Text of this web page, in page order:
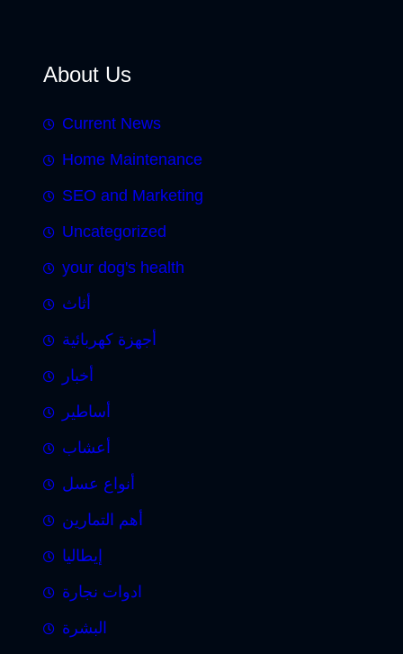
About Us
Current News
Home Maintenance
SEO and Marketing
Uncategorized
your dog's health
أثاث
أجهزة كهربائية
أخبار
أساطير
أعشاب
أنواع عسل
أهم التمارين
إيطاليا
ادوات نجارة
البشرة